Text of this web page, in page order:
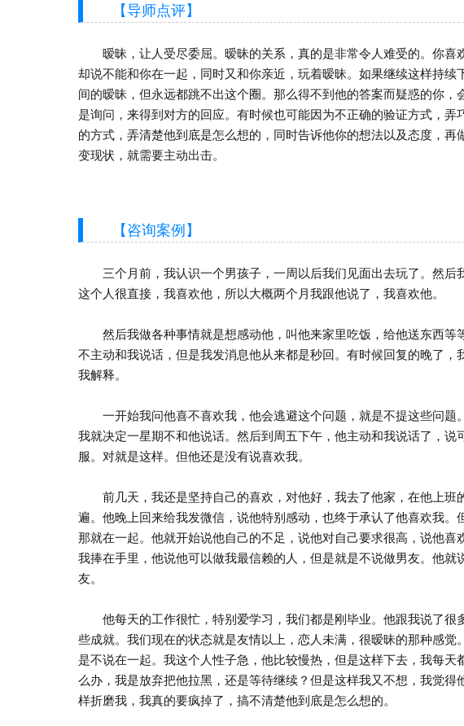
【导师点评】
暧昧，让人受尽委屈。暧昧的关系，真的是非常令人难受的。你喜
却说不能和你在一起，同时又和你亲近，玩着暧昧。如果继续这样持续
间的暧昧，但永远都跳不出这个圈。那么得不到他的答案而疑惑的你，
是询问，来得到对方的回应。有时候也可能因为不正确的验证方式，弄
的方式，弄清楚他到底是怎么想的，同时告诉他你的想法以及态度，再
变现状，就需要主动出击。
【咨询案例】
三个月前，我认识一个男孩子，一周以后我们见面出去玩了。然后
这个人很直接，我喜欢他，所以大概两个月我跟他说了，我喜欢他。
然后我做各种事情就是想感动他，叫他来家里吃饭，给他送东西等
不主动和我说话，但是我发消息他从来都是秒回。有时候回复的晚了，
我解释。
一开始我问他喜不喜欢我，他会逃避这个问题，就是不提这些问题
我就决定一星期不和他说话。然后到周五下午，他主动和我说话了，说
服。对就是这样。但他还是没有说喜欢我。
前几天，我还是坚持自己的喜欢，对他好，我去了他家，在他上班
遍。他晚上回来给我发微信，说他特别感动，也终于承认了他喜欢我。
那就在一起。他就开始说他自己的不足，说他对自己要求很高，说他喜
我捧在手里，他说他可以做我最信赖的人，但是就是不说做男友。他就
友。
他每天的工作很忙，特别爱学习，我们都是刚毕业。他跟我说了很
些成就。我们现在的状态就是友情以上，恋人未满，很暧昧的那种感觉
是不说在一起。我这个人性子急，他比较慢热，但是这样下去，我每天
么办，我是放弃把他拉黑，还是等待继续？但是这样我又不想，我觉得
样折磨我，我真的要疯掉了，搞不清楚他到底是怎么想的。